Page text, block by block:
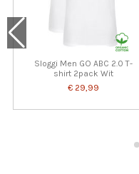
Sloggi Men GO ABC 2.0 T-
shirt 2pack Wit
€ 29,99